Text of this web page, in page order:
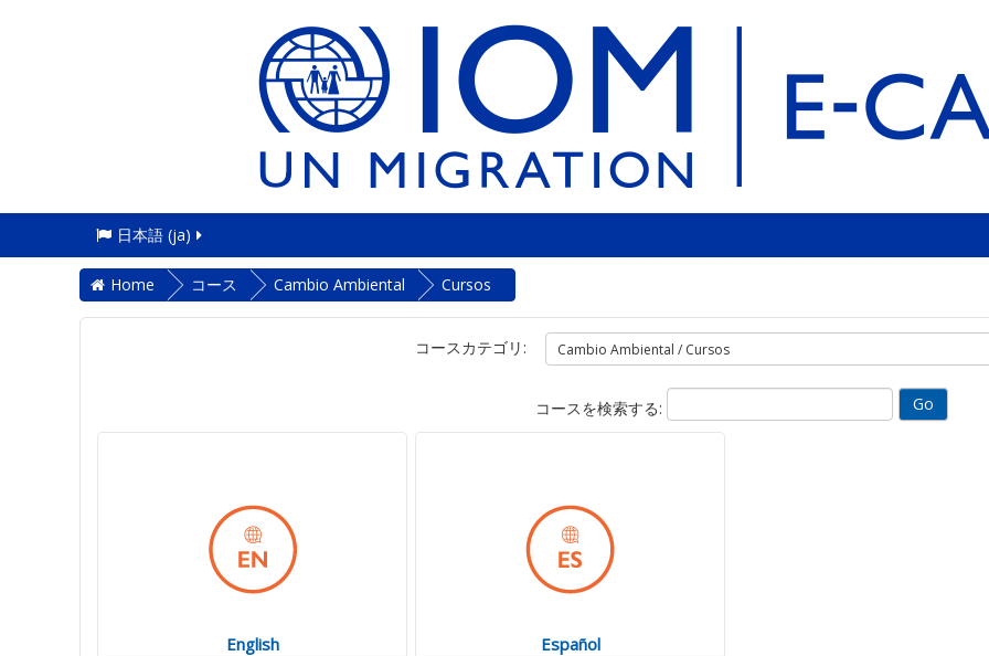
日本語 ‎(ja)‎
Home コース Cambio Ambiental Cursos
コースカテゴリ:
コースを検索する:
English Español